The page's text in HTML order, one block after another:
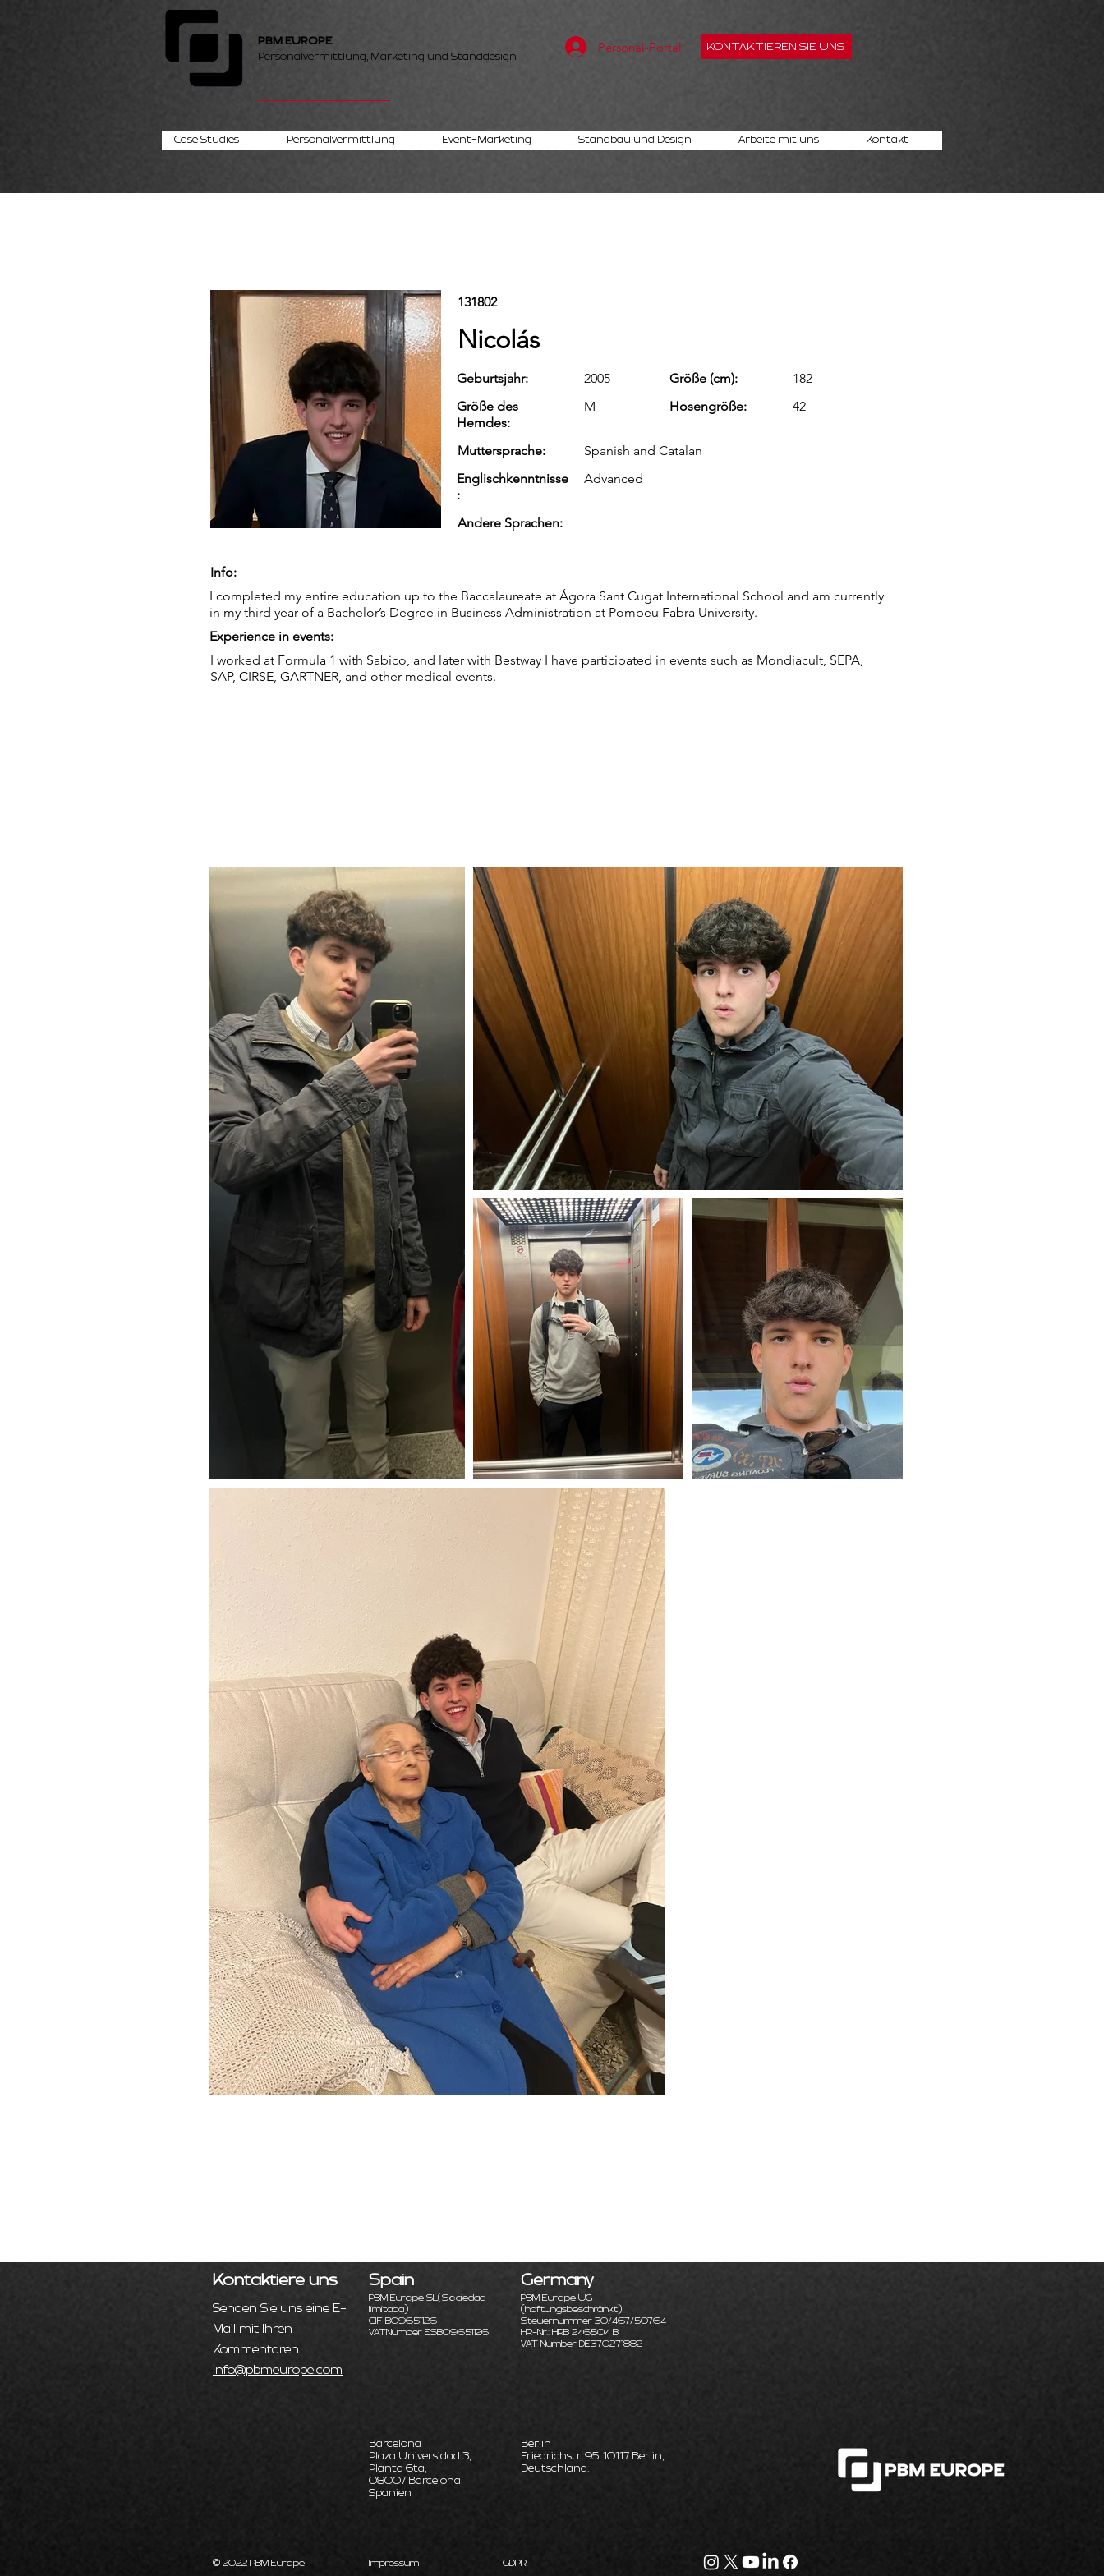
PBM EUROPE
Personalvermittlung, Marketing und Standdesign
Personal-Portal KONTAKTIEREN SIE UNS
Case Studies Personalvermittlung Event-Marketing Standbau und Design Arbeite mit uns Kontakt
131802
Nicolás
Geburtsjahr: 2005 Größe (cm):
182
Größe des
Hemdes:
M Hosengröße: 42
Muttersprache:
Spanish and Catalan
Englischkenntnisse
:
Advanced
Andere Sprachen:
Info:
I completed my entire education up to the Baccalaureate at Ágora Sant Cugat International School and am currently
in my third year of a Bachelor’s Degree in Business Administration at Pompeu Fabra University.
Experience in events:
I worked at Formula 1 with Sabico, and later with Bestway I have participated in events such as Mondiacult, SEPA,
SAP, CIRSE, GARTNER, and other medical events.
Kontaktiere uns
Senden Sie uns eine E-
Mail mit Ihren
Kommentaren
info@pbmeurope.com
Spain
PBM Europe SL(Sociedad
limitada)
CIF B09651126
VATNumber ESB09651126
Germany
PBM Europe UG
(haftungsbeschränkt)
Steuernummer 30/467/50764
HR-Nr.: HRB 246504 B
VAT Number DE370271882
Barcelona
Plaza Universidad 3,
Planta 6ta,
08007 Barcelona,
Spanien
Berlin
Friedrichstr. 95, 10117 Berlin,
Deutschland.
© 2022 PBM Europe Impressum GDPR